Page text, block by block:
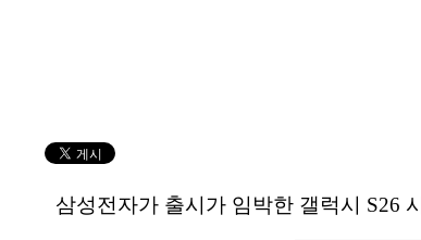
삼성전자가 출시가 임박한 갤럭시 S26